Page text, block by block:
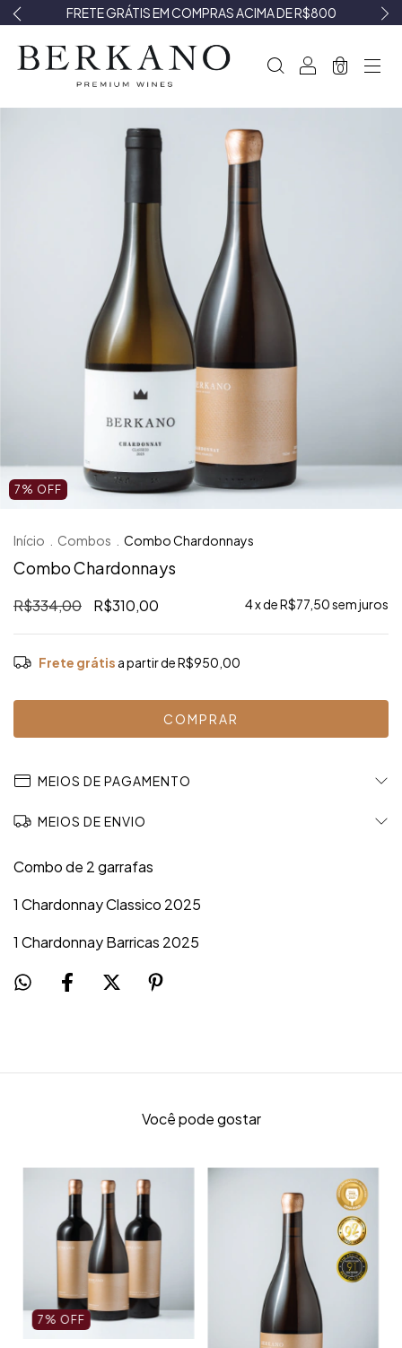
FRETE GRÁTIS EM COMPRAS ACIMA DE R$800
0
7 % OFF
Início Combos Combo Chardonnays
Combo Chardonnays
R$334,00 R$310,00 4x deR$77,50sem juros
Frete grátis a partir deR$950,00
MEIOS DE PAGAMENTO
MEIOS DE ENVIO
Combo de 2 garrafas
1 Chardonnay Classico 2025
1 Chardonnay Barricas 2025
Você pode gostar
7% OFF